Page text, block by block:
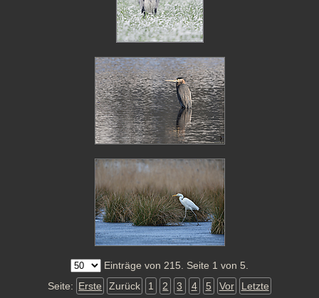
Einträge von 215. Seite 1 von 5.
Seite: Erste Zurück 1 2 3 4 5 Vor Letzte